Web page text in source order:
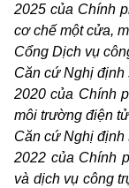
2025 của Chính
cơ chế một cửa,
Cổng Dịch vụ
Căn cứ Nghị định
2020 của Chính
môi trường điện
Căn cứ Nghị định
2022 của Chính
và dịch vụ công